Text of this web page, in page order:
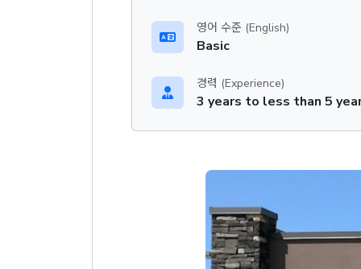
영어 수준 (English)
Basic
경력 (Experience)
3 years to less than 5